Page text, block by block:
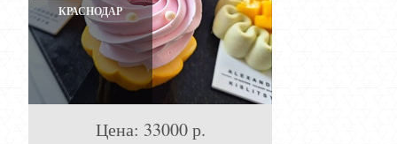
КРАСНОДАР
Цена: 33000 р.